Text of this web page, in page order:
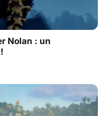
Nolan : un